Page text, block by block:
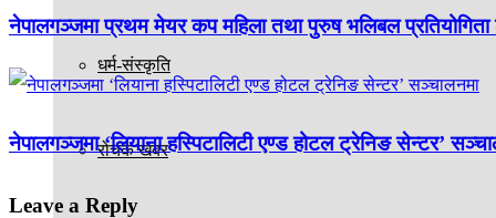
धर्म-संस्कृति
रोचक खबर
नेपालगञ्जमा प्रथम मेयर कप महिला तथा पुरुष भलिबल
नेपालगञ्जमा ‘लियाना हस्पिटालिटी एण्ड होटल ट्रेनिङ सेन्टर’
Leave a Reply